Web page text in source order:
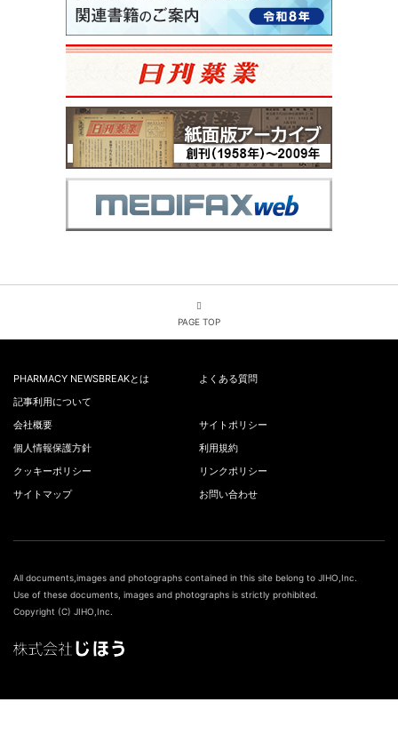
PAGE TOP
PHARMACY NEWSBREAKとは
よくある質問
記事利用について
会社概要
サイトポリシー
個人情報保護方針
利用規約
クッキーポリシー
リンクポリシー
サイトマップ
お問い合わせ
All documents,images and photographs contained in this site belong to JIHO,Inc.
Use of these documents, images and photographs is strictly prohibited.
Copyright (C) JIHO,Inc.